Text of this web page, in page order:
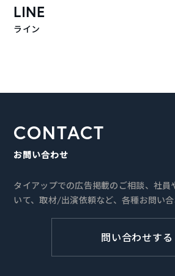
LINE
ライン
CONTACT
お問い合わせ
タイアップでの広告掲載のご相談、社員
いて、取材/出演依頼など、各種お問い合
問い合わせする